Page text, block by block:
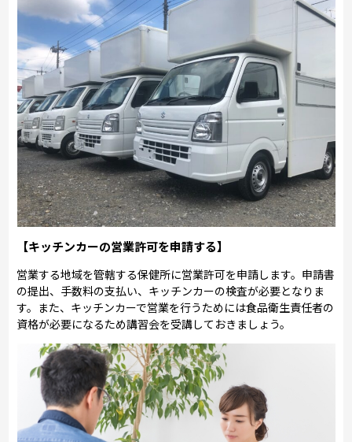
【キッチンカーの営業許可を申請する】
営業する地域を管轄する保健所に営業許可を申請します。申請書
の提出、手数料の支払い、キッチンカーの検査が必要となりま
す。また、キッチンカーで営業を行うためには食品衛生責任者の
資格が必要になるため講習会を受講しておきましょう。